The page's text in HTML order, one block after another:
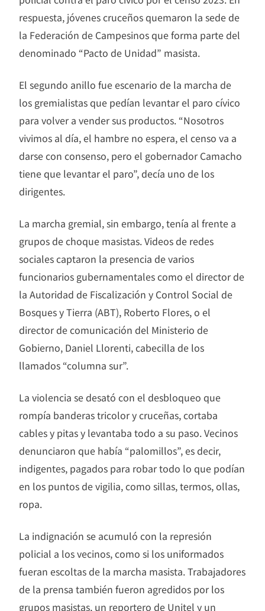
respuesta, jóvenes cruceños quemaron la sede de
la Federación de Campesinos que forma parte del
denominado “Pacto de Unidad” masista.
El segundo anillo fue escenario de la marcha de
los gremialistas que pedían levantar el paro cívico
para volver a vender sus productos. “Nosotros
vivimos al día, el hambre no espera, el censo va a
darse con consenso, pero el gobernador Camacho
tiene que levantar el paro”, decía uno de los
dirigentes.
La marcha gremial, sin embargo, tenía al frente a
grupos de choque masistas. Videos de redes
sociales captaron la presencia de varios
funcionarios gubernamentales como el director de
la Autoridad de Fiscalización y Control Social de
Bosques y Tierra (ABT), Roberto Flores, o el
director de comunicación del Ministerio de
Gobierno, Daniel Llorenti, cabecilla de los
llamados “columna sur”.
La violencia se desató con el desbloqueo que
rompía banderas tricolor y cruceñas, cortaba
cables y pitas y levantaba todo a su paso. Vecinos
denunciaron que había “palomillos”, es decir,
indigentes, pagados para robar todo lo que podían
en los puntos de vigilia, como sillas, termos, ollas,
ropa.
La indignación se acumuló con la represión
policial a los vecinos, como si los uniformados
fueran escoltas de la marcha masista. Trabajadores
de la prensa también fueron agredidos por los
grupos masistas, un reportero de Unitel y un